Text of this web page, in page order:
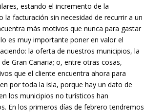
estando el incremento de la
facturación sin necesidad de recurrir a un
más motivos que nunca para gastar
es muy importante poner en valor el
la oferta de nuestros municipios, la
Gran Canaria; o, entre otras cosas,
que el cliente encuentra ahora para
por toda la isla, porque hay un dato de
los municipios no turísticos han
En los primeros días de febrero tendremos